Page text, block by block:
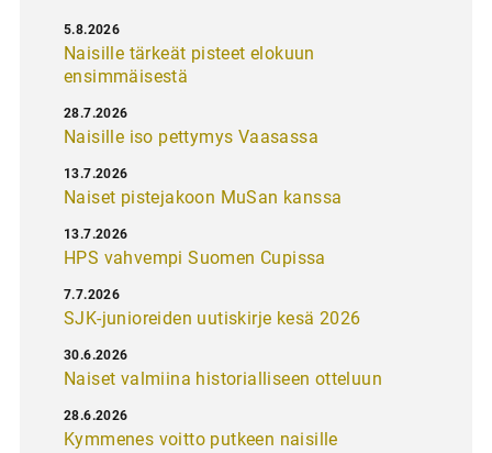
Naisille tärkeät pisteet elokuun
ensimmäisestä
5.8.2026
Naisille iso pettymys Vaasassa
28.7.2026
Naiset pistejakoon MuSan kanssa
13.7.2026
HPS vahvempi Suomen Cupissa
13.7.2026
SJK-junioreiden uutiskirje kesä 2026
7.7.2026
Naiset valmiina historialliseen otteluun
30.6.2026
Kymmenes voitto putkeen naisille
28.6.2026